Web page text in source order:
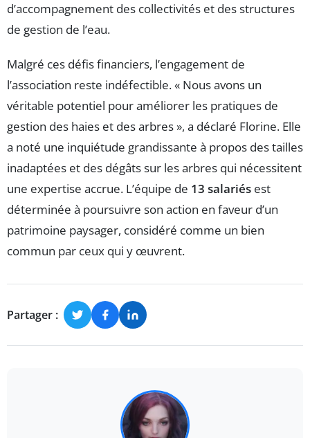
d’accompagnement des collectivités et des structures
de gestion de l’eau.
Malgré ces défis financiers, l’engagement de
l’association reste indéfectible. « Nous avons un
véritable potentiel pour améliorer les pratiques de
gestion des haies et des arbres », a déclaré Florine. Elle
a noté une inquiétude grandissante à propos des tailles
inadaptées et des dégâts sur les arbres qui nécessitent
une expertise accrue. L’équipe de 13 salariés est
déterminée à poursuivre son action en faveur d’un
patrimoine paysager, considéré comme un bien
commun par ceux qui y œuvrent.
Partager :